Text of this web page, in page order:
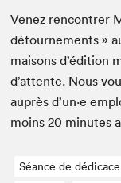
Venez ren­con­tr­er
détourne­ments »
maisons d’édi­tion
d’at­tente. Nous
auprès d’un·e
moins20 min­utes
Séance de dédicace